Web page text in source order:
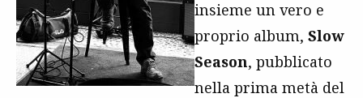
insieme un vero e
proprio album, Slow
Season, pubblicato
nella prima metà del